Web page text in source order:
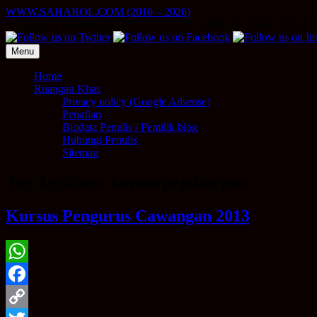
Skip
content
WWW.SAHAROL.COM (2010 – 2026)
Menu
Home
Ruangan Khas
Privacy policy (Google Adsense)
Penafian
Biodata Penulis / Pemilik blog
Hubungi Penulis
Sitemap
Kursus Pengurus Cawangan 2013
WhatsApp
Facebook